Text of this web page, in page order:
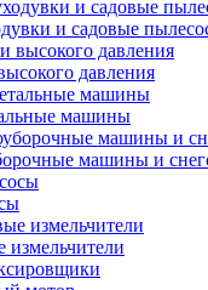
и садовые
давления
машины
машины и
измельчители